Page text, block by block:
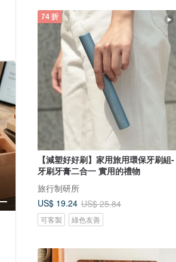
74 折
【減塑好好刷】家用旅用環保牙刷組-
牙刷牙膏二合一 實用的禮物
旅行制研所
US$ 19.24 US$ 25.84
可客製 綠色友善